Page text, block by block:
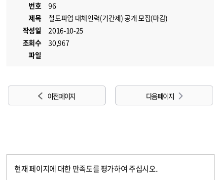
번호
96
제목
철도파업 대체인력(기간제) 공개 모집(마감)
작성일
2016-10-25
조회수
30,967
파일
이전 페이지 다음 페이지
현재 페이지에 대한 만족도를 평가하여 주십시오.